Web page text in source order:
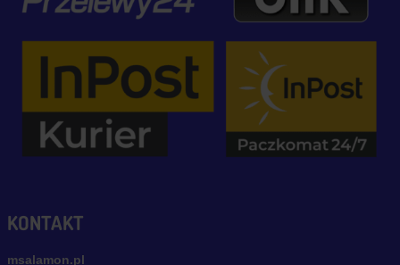
KONTAKT
msalamon.pl